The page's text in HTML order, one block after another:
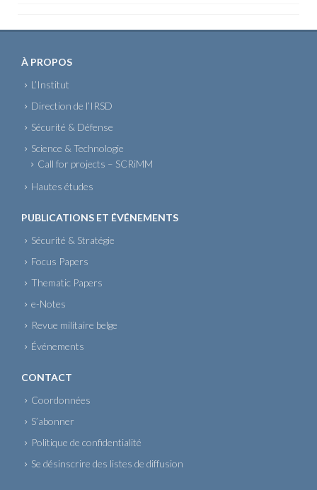
À PROPOS
L’Institut
Direction de l’IRSD
Sécurité & Défense
Science & Technologie
Call for projects – SCRiMM
Hautes études
PUBLICATIONS ET ÉVÉNEMENTS
Sécurité & Stratégie
Focus Papers
Thematic Papers
e-Notes
Revue militaire belge
Événements
CONTACT
Coordonnées
S’abonner
Politique de confidentialité
Se désinscrire des listes de diffusion